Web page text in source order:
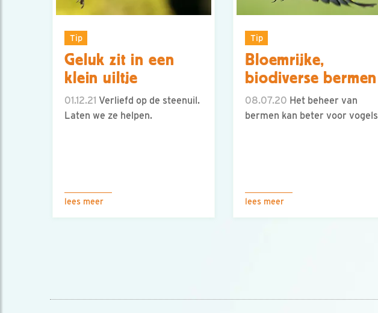
Tip
Geluk zit in een
klein uiltje
01.12.21 Verliefd op de steenuil.
Laten we ze helpen.
lees meer
Tip
Bloemrijke,
biodiverse bermen
08.07.20 Het beheer van
bermen kan beter voor vogels
lees meer